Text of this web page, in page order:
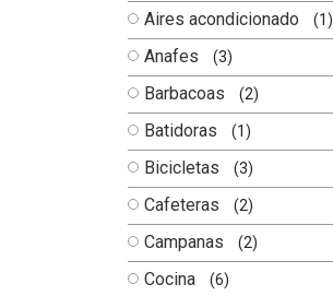
Aires acondicionado (1)
Anafes (3)
Barbacoas (2)
Batidoras (1)
Bicicletas (3)
Cafeteras (2)
Campanas (2)
Cocina (6)